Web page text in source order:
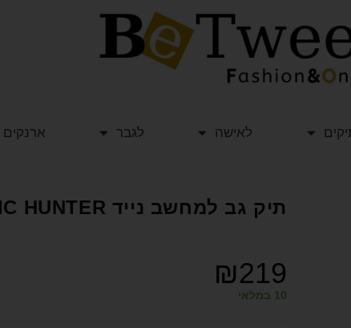
לאישה לגבר ארנקים
תיק גב למחשב נייד ARCTIC HUNTER
₪219
10 במלאי